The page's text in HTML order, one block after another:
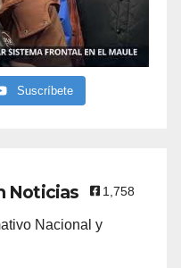
Suscríbete
Noticias 1,758
Nacional y